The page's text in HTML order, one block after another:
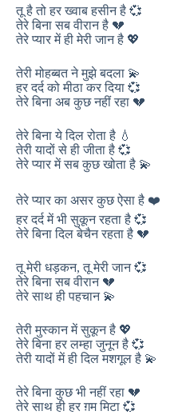
तू है तो हर ख्वाब हसीन है 💞
तेरे बिना सब वीरान है 💔
तेरे प्यार में ही मेरी जान है 💖
तेरी मोहब्बत ने मुझे बदला 💫
हर दर्द को मीठा कर दिया 💞
तेरे बिना अब कुछ नहीं रहा 💔
तेरे बिना ये दिल रोता है 💧
तेरी यादों से ही जीता है 💞
तेरे प्यार में सब कुछ खोता है 💫
तेरे प्यार का असर कुछ ऐसा है ❤️
हर दर्द में भी सुकून रहता है 💞
तेरे बिना दिल बेचैन रहता है 💔
तू मेरी धड़कन, तू मेरी जान 💞
तेरे बिना सब वीरान 💔
तेरे साथ ही पहचान 💫
तेरी मुस्कान में सुकून है 💖
तेरे बिना हर लम्हा जुनून है 💞
तेरी यादों में ही दिल मशगूल है 💫
तेरे बिना कुछ भी नहीं रहा 💔
तेरे साथ ही हर ग़म मिटा 💞